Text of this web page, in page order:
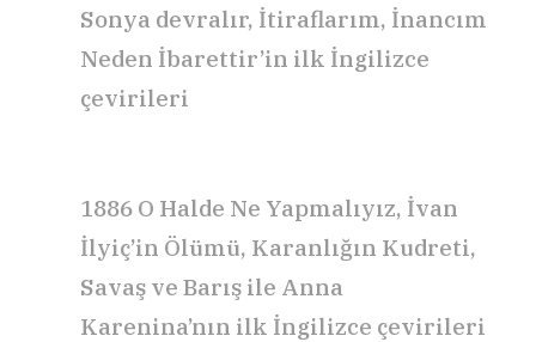
Sonya devralır, İtiraflarım, İnancım
Neden İbarettir’in ilk İngilizce
çevirileri
1886 O Halde Ne Yapmalıyız, İvan
İlyiç’in Ölümü, Karanlığın Kudreti,
Savaş ve Barış ile Anna
Karenina’nın ilk İngilizce çevirileri